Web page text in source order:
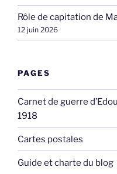
Rôle de capitation de
12 juin 2026
PAGES
Carnet de guerre
1918
Cartes postales
Guide et charte du blog